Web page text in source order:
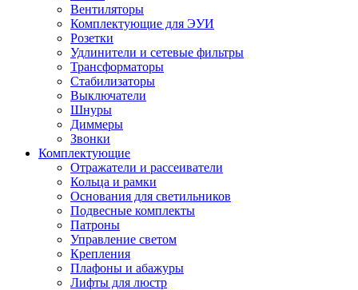
Вентиляторы
Комплектующие для ЭУИ
Розетки
Удлинители и сетевые фильтры
Трансформаторы
Стабилизаторы
Выключатели
Шнуры
Диммеры
Звонки
Комплектующие
Отражатели и рассеиватели
Кольца и рамки
Основания для светильников
Подвесные комплекты
Патроны
Управление светом
Крепления
Плафоны и абажуры
Лифты для люстр